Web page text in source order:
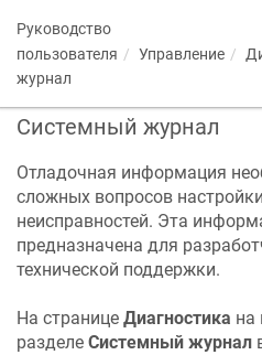
Руководство
пользователя
Управление
журнал
Системный журнал
Отладочная информация
сложных вопросов
неисправностей. Эта
предназначена для
технической поддержки.
На странице Диагностика на
разделе Системный журнал